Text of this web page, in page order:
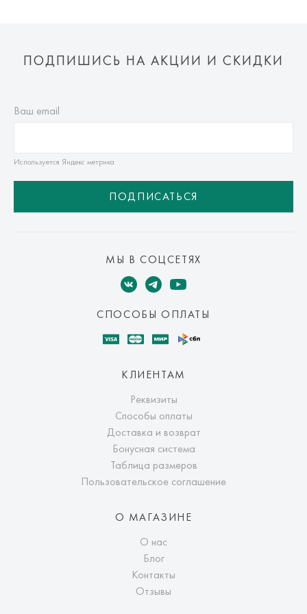
ПОДПИШИСЬ НА АКЦИИ И СКИДКИ
Ваш email
Используется Яндекс метрика
ПОДПИСАТЬСЯ
МЫ В СОЦСЕТЯХ
СПОСОБЫ ОПЛАТЫ
КЛИЕНТАМ
Реквизиты
Способы оплаты
Доставка и возврат
Бонусная система
Таблица размеров
Пользовательское соглашение
О МАГАЗИНЕ
О нас
Блог
Контакты
Отзывы